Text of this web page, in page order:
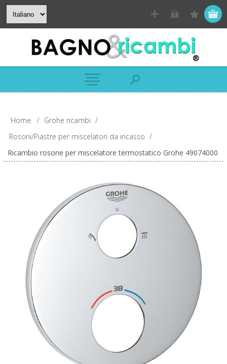
Home / Grohe ricambi /
Rosoni/Piastre per miscelatori da incasso /
Ricambio rosone per miscelatore termostatico Grohe 49074000